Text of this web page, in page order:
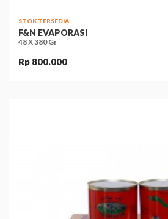
STOK TERSEDIA
F&N EVAPORASI
48 X 380 Gr
Rp 800.000